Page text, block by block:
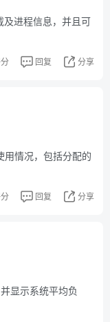
进程信息，并且可
回复 分享
情况，包括分配的
回复 分享
显示系统平均负